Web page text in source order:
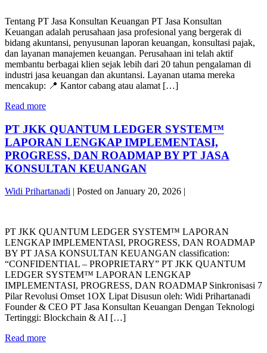
KONSULTAN
KEUANGAN,
KONSULTAN
KEUANGAN
YANG
DI
REKOMENDASIKAN
INDONESIA,
&
BEKASI
Tentang PT Jasa Konsultan Keuangan PT Jasa Konsultan
Keuangan adalah perusahaan jasa profesional yang bergerak di
bidang akuntansi, penyusunan laporan keuangan, konsultasi pajak,
dan layanan manajemen keuangan. Perusahaan ini telah aktif
membantu berbagai klien sejak lebih dari 20 tahun pengalaman di
industri jasa keuangan dan akuntansi. Layanan utama mereka
mencakup: 📍 Kantor cabang atau alamat […]
Read morePT
KONSULTAN
KEUANGAN,
KONSULTAN
KEUANGAN
YANG
REKOMENDASIKAN
&
BEKASI
PT JKK QUANTUM LEDGER SYSTEM™
LAPORAN LENGKAP IMPLEMENTASI,
PROGRESS, DAN ROADMAP BY PT JASA
KONSULTAN KEUANGAN
Widi Prihartanadi | Posted on January 20, 2026 |
QUANTUM
LEDGER
SYSTEM™
LAPORAN
LENGKAP
IMPLEMENTASI,
PROGRESS,
DAN
ROADMAP
PT
PT JKK QUANTUM LEDGER SYSTEM™ LAPORAN
LENGKAP IMPLEMENTASI, PROGRESS, DAN ROADMAP
BY PT JASA KONSULTAN KEUANGAN classification:
“CONFIDENTIAL – PROPRIETARY” PT JKK QUANTUM
LEDGER SYSTEM™ LAPORAN LENGKAP
IMPLEMENTASI, PROGRESS, DAN ROADMAP Sinkronisasi 7
Pilar Revolusi Omset 1OX Lipat Disusun oleh: Widi Prihartanadi
Founder & CEO PT Jasa Konsultan Keuangan Dengan Teknologi
Tertinggi: Blockchain & AI […]
Read morePT